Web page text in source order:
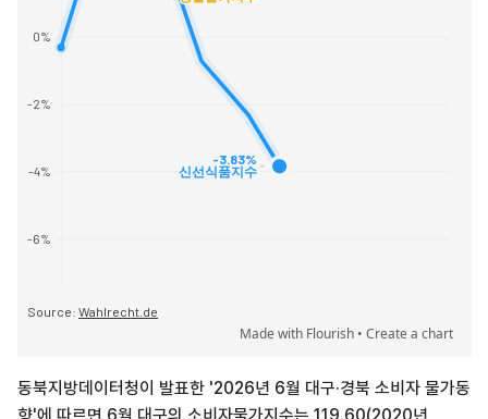
동북지방데이터청이 발표한 '2026년 6월 대구·경북 소비자 물가동